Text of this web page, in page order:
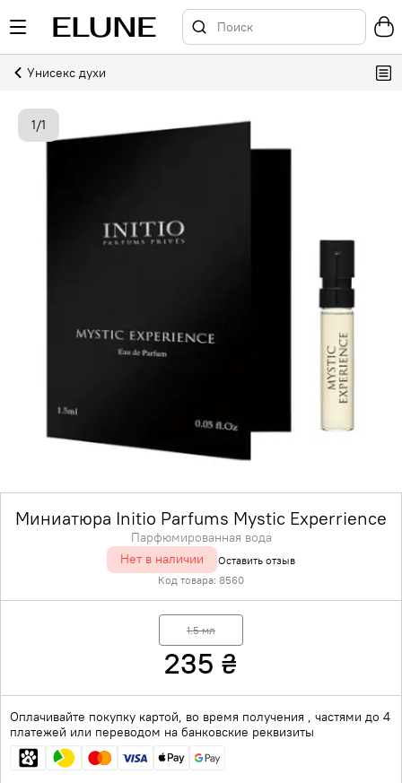
Унисекс духи
1/1
Миниатюра Initio Parfums Mystic Experrience
Парфюмированная вода
Нет в наличии
Оставить отзыв
Код товара: 8560
1.5 мл
235 ₴
Оплачивайте покупку картой, во время получения , частями до 4
платежей или переводом на банковские реквизиты